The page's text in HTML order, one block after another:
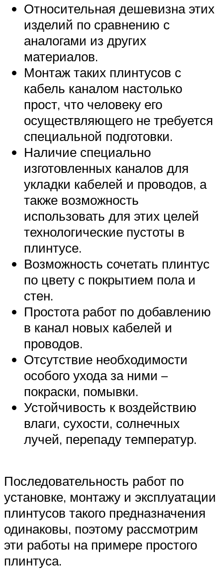
Относительная дешевизна этих
изделий по сравнению с
аналогами из других
материалов.
Монтаж таких плинтусов с
кабель каналом настолько
прост, что человеку его
осуществляющего не требуется
специальной подготовки.
Наличие специально
изготовленных каналов для
укладки кабелей и проводов, а
также возможность
использовать для этих целей
технологические пустоты в
плинтусе.
Возможность сочетать плинтус
по цвету с покрытием пола и
стен.
Простота работ по добавлению
в канал новых кабелей и
проводов.
Отсутствие необходимости
особого ухода за ними –
покраски, помывки.
Устойчивость к воздействию
влаги, сухости, солнечных
лучей, перепаду температур.
Последовательность работ по
установке, монтажу и эксплуатации
плинтусов такого предназначения
одинаковы, поэтому рассмотрим
эти работы на примере простого
плинтуса.